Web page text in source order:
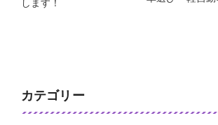
します！
カテゴリー